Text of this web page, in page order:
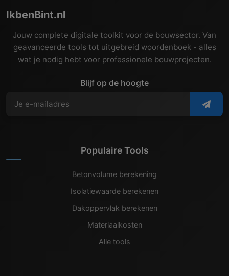
IkbenBint.nl
Jouw complete digitale toolkit voor de bouwsector. Van
geavanceerde tools tot uitgebreid woordenboek - alles
wat je nodig hebt voor professionele bouwprojecten.
Blijf op de hoogte
Populaire Tools
Betonvolume berekening
Isolatiewaarde berekenen
Dakoppervlak berekenen
Materiaalkosten
Alle tools